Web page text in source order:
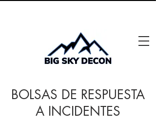
BOLSAS DE RESPUESTA
A INCIDENTES